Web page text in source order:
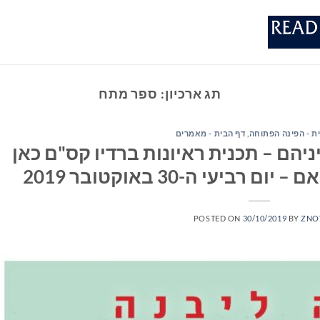
תג ארכיון: ספר מתח
- הפינה הפתוחה דף הבית - מאמרים
– תכנית ראיונות ברדיו קס"ם כאן
POSTED ON 30/10/2019 BY